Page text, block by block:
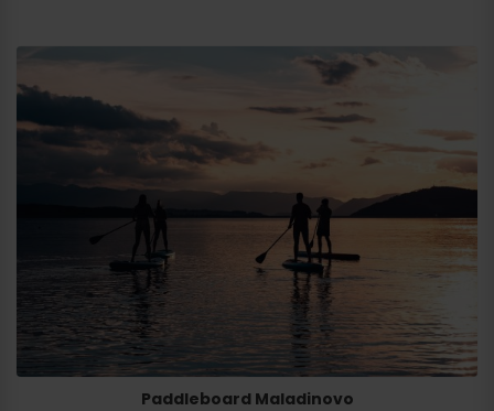
Paddleboard Maladinovo